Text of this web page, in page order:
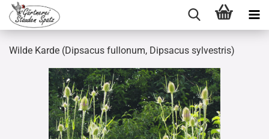
Wilde Karde (Dipsacus fullonum, Dipsacus sylvestris)